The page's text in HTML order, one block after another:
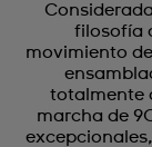
filosofía
movimiento
totalmente
marcha de